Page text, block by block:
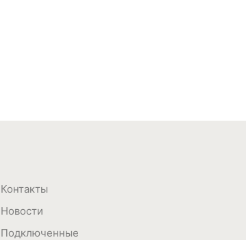
Контакты
Новости
Подключенные